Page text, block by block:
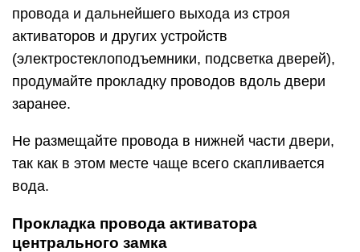
провода и дальнейшего выхода из строя
активаторов и других устройств
(электростеклоподъемники, подсветка дверей),
продумайте прокладку проводов вдоль двери
заранее.
Не размещайте провода в нижней части двери,
так как в этом месте чаще всего скапливается
вода.
Прокладка провода активатора
центрального замка